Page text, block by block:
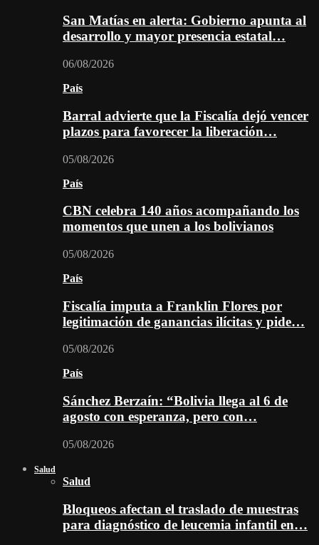
San Matías en alerta: Gobierno apunta al
desarrollo y mayor presencia estatal…
06/08/2026
País
Barral advierte que la Fiscalía dejó vencer
plazos para favorecer la liberación…
05/08/2026
País
CBN celebra 140 años acompañando los
momentos que unen a los bolivianos
05/08/2026
País
Fiscalía imputa a Franklin Flores por
legitimación de ganancias ilícitas y pide…
05/08/2026
País
Sánchez Berzaín: “Bolivia llega al 6 de
agosto con esperanza, pero con…
05/08/2026
Salud
Salud
Bloqueos afectan el traslado de muestras
para diagnóstico de leucemia infantil en…